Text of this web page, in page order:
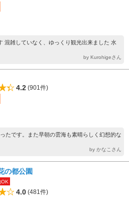
雑していなく、ゆっくり観光出来ました 水
by Kurohigeさん
4.2 (901件)
たです。また早朝の雲海も素晴らしく幻想的な
by かなこさん
の都公園
OK
4.0 (481件)